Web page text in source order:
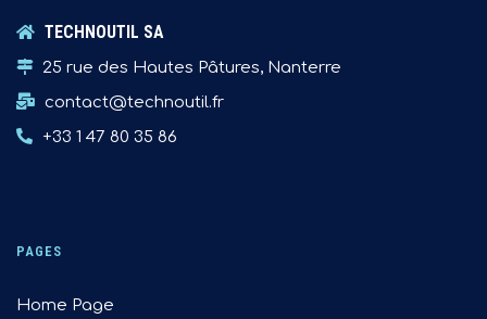
TECHNOUTIL SA
25 rue des Hautes Pâtures, Nanterre
contact@technoutil.fr
+33 1 47 80 35 86
PAGES
Home Page